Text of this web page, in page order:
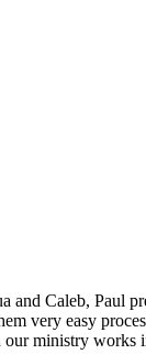
and Caleb, Paul
very easy
our ministry works